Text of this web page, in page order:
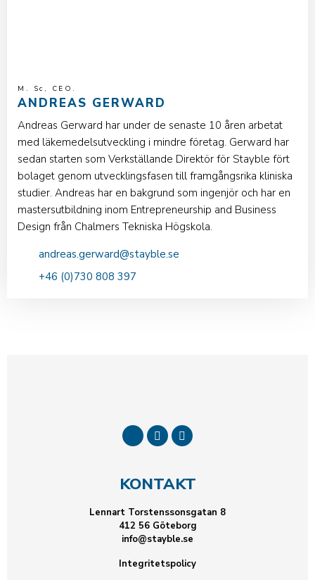
M. Sc, CEO.
ANDREAS GERWARD
Andreas Gerward har under de senaste 10 åren arbetat
med läkemedelsutveckling i mindre företag. Gerward har
sedan starten som Verkställande Direktör för Stayble fört
bolaget genom utvecklingsfasen till framgångsrika kliniska
studier. Andreas har en bakgrund som ingenjör och har en
mastersutbildning inom Entrepreneurship and Business
Design från Chalmers Tekniska Högskola.
andreas.gerward@stayble.se
+46 (0)730 808 397
KONTAKT
Lennart Torstenssonsgatan 8
412 56 Göteborg
info@stayble.se
Integritetspolicy